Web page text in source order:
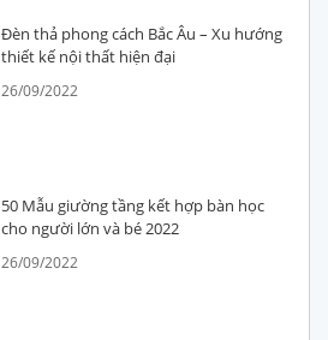
Đèn thả phong cách Bắc Âu – Xu hướng
thiết kế nội thất hiện đại
26/09/2022
50 Mẫu giường tầng kết hợp bàn học
cho người lớn và bé 2022
26/09/2022